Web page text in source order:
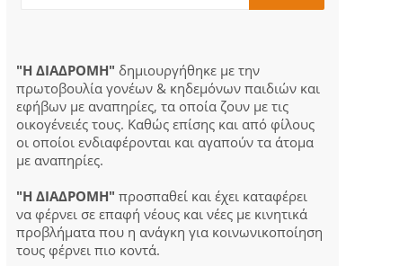
"Η ΔΙΑΔΡΟΜΗ" δημιουργήθηκε με την
πρωτοβουλία γονέων & κηδεμόνων παιδιών και
εφήβων με αναπηρίες, τα οποία ζουν με τις
οικογένειές τους. Καθώς επίσης και από φίλους
οι οποίοι ενδιαφέρονται και αγαπούν τα άτομα
με αναπηρίες.
"Η ΔΙΑΔΡΟΜΗ" προσπαθεί και έχει καταφέρει
να φέρνει σε επαφή νέους και νέες με κινητικά
προβλήματα που η ανάγκη για κοινωνικοποίηση
τους φέρνει πιο κοντά.